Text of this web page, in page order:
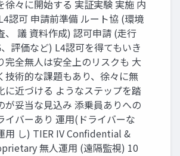
徐々に開始する 実証実験 実施 内
認可 申請前準備 ルート協 (環境
、 議 資料作成) 認可申請 (走行
評価など) L4認可を得てもいき
完全無人は安全上のリスクも 大
技術的な課題もあり、徐々に無
に近づける ようなステップを踏
が妥当な見込み 添乗員ありへの
イバーあり 運用(ドライバーな
用 し) TIER IV Confidential &
無人運用 (遠隔監視) 10